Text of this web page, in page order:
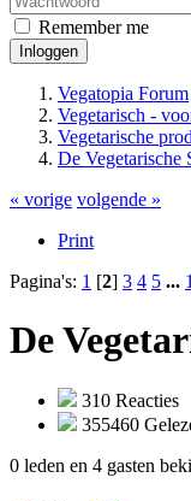
Remember me
Inloggen
Vegatopia Forum
Vegetarisch -
Vegetarische
De Vegetarische
« vorige volgende »
Print
Pagina's: 1 [2] 3 4 5 ...
De
310 Reacties
355460
0 leden en 4 gasten